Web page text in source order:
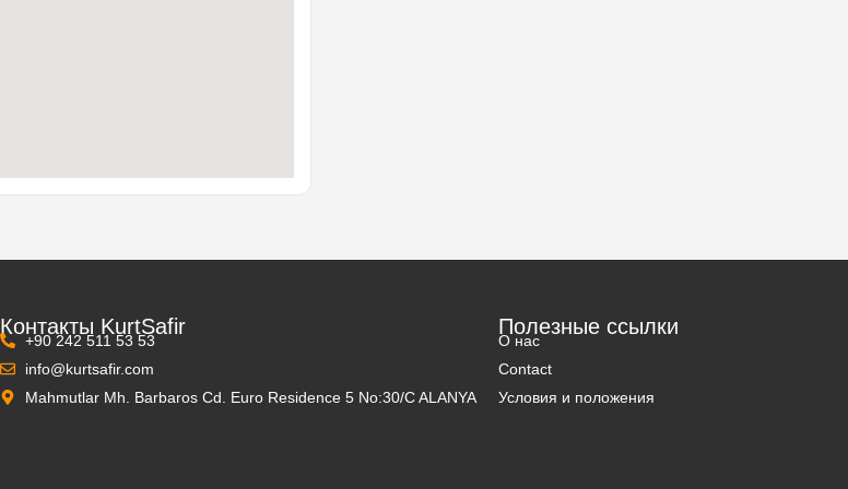
Контакты KurtSafir
+90 242 511 53 53
info@kurtsafir.com
Mahmutlar Mh. Barbaros Cd. Euro Residence 5 No:30/C ALANYA
Полезные ссылки
О нас
Contact
Условия и положения